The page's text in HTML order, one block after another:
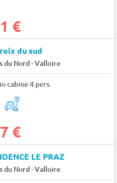
€
du sud
du Nord-Valloire
cabine 4 pers.
€
LE PRAZ
du Nord-Valloire